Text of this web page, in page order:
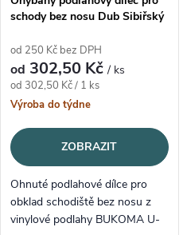
schody bez nosu Dub Sibiřský
od 250 Kč bez DPH
od 302,50 Kč/ ks
Měrná cena:
od 302,50 Kč / 1 ks
Výroba do týdne
ZOBRAZIT
Ohnuté podlahové dílce pro
obklad schodiště bez nosu z
vinylové podlahy BUKOMA U-